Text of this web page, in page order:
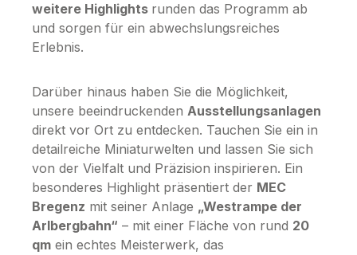
weitere Highlights runden das Programm ab
und sorgen für ein abwechslungsreiches
Erlebnis.
Darüber hinaus haben Sie die Möglichkeit,
unsere beeindruckenden Ausstellungsanlagen
direkt vor Ort zu entdecken. Tauchen Sie ein in
detailreiche Miniaturwelten und lassen Sie sich
von der Vielfalt und Präzision inspirieren. Ein
besonderes Highlight präsentiert der MEC
Bregenz mit seiner Anlage „Westrampe der
Arlbergbahn“ – mit einer Fläche von rund 20
qm ein echtes Meisterwerk, das